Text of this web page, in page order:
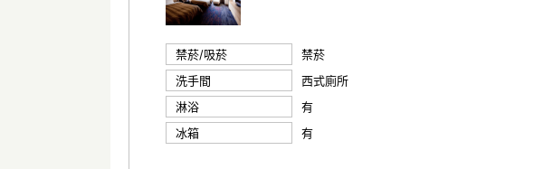
禁菸/吸菸 禁菸
洗手間
西式廁所
淋浴
有
冰箱
有